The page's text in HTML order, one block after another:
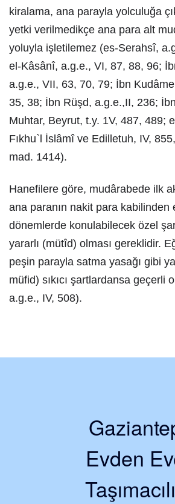
kiralama, ana parayla yolculuğa
yetki verilmedikçe ana para alt
yoluyla işletilemez (es-Serahsî,
el-Kâsânî, a.g.e., VI, 87, 88, 96;
a.g.e., VII, 63, 70, 79; İbn
35, 38; İbn Rüşd, a.g.e.,II, 236;
Muhtar, Beyrut, t.y. 1V, 487, 489;
Fıkhu`l İslâmî ve Edilletuh, IV,
mad. 1414).
Hanefilere göre, mudârabede ilk
ana paranın nakit para kabilinden
dönemlerde konulabilecek özel
yararlı (mütîd) olması gereklidir.
peşin parayla satma yasağı gibi
müfid) sıkıcı şartlardansa geçerli
a.g.e., IV, 508).
Evden